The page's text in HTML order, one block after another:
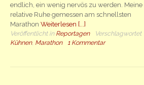
endlich, ein wenig nervös zu werden. Meine
relative Ruhe gemessen am schnellsten
MarathonWeiterlesen [...]
Veröffentlicht in Reportagen
Verschlagwortet
Kühnen, Marathon 1 Kommentar